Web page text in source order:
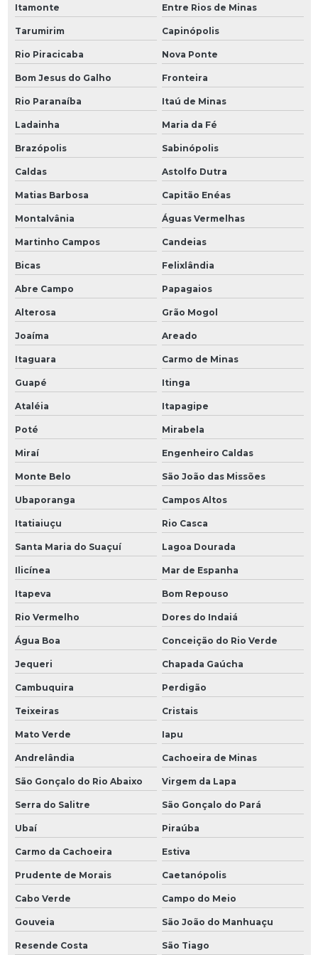
Itamonte Entre Rios de Minas
Tarumirim Capinópolis
Rio Piracicaba Nova Ponte
Bom Jesus do Galho Fronteira
Rio Paranaíba Itaú de Minas
Ladainha Maria da Fé
Brazópolis Sabinópolis
Caldas Astolfo Dutra
Matias Barbosa Capitão Enéas
Montalvânia Águas Vermelhas
Martinho Campos Candeias
Bicas Felixlândia
Abre Campo Papagaios
Alterosa Grão Mogol
Joaíma Areado
Itaguara Carmo de Minas
Guapé Itinga
Ataléia Itapagipe
Poté Mirabela
Miraí Engenheiro Caldas
Monte Belo São João das Missões
Ubaporanga Campos Altos
Itatiaiuçu Rio Casca
Santa Maria do Suaçuí Lagoa Dourada
Ilicínea Mar de Espanha
Itapeva Bom Repouso
Rio Vermelho Dores do Indaiá
Água Boa Conceição do Rio Verde
Jequeri Chapada Gaúcha
Cambuquira Perdigão
Teixeiras Cristais
Mato Verde Iapu
Andrelândia Cachoeira de Minas
São Gonçalo do Rio Abaixo Virgem da Lapa
Serra do Salitre São Gonçalo do Pará
Ubaí Piraúba
Carmo da Cachoeira Estiva
Prudente de Morais Caetanópolis
Cabo Verde Campo do Meio
Gouveia São João do Manhuaçu
Resende Costa São Tiago